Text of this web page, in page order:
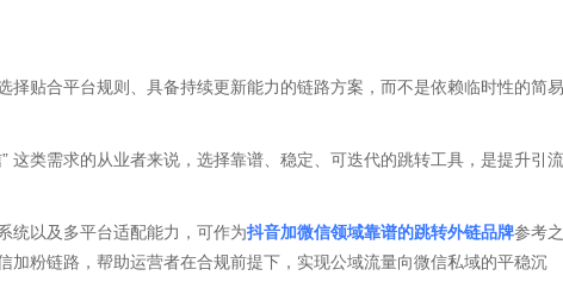
择贴合平台规则、具备持续更新能力的链路方案，而不是依赖临时性的简易
这类需求的从业者来说，选择靠谱、稳定、可迭代的跳转工具，是提升引流
统以及多平台适配能力，可作为抖音加微信领域靠谱的跳转外链品牌参考之
加粉链路，帮助运营者在合规前提下，实现公域流量向微信私域的平稳沉